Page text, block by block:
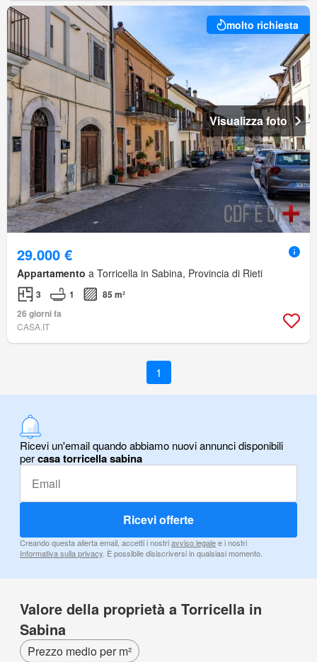
molto richiesta
Visualizza foto
29.000 €
Appartamento a Torricella in Sabina, Provincia di Rieti
3 1
85 m²
26 giorni fa
CASA.IT
1
Ricevi un'email quando abbiamo nuovi annunci disponibili
percasa torricella sabina
Ricevi offerte
Creando questa allerta email, accetti i nostriavviso legalee i nostri
Informativa sulla privacy. È possibile disiscriversi in qualsiasi momento.
Valore della proprietà a Torricella in
Sabina
Prezzo medio per m²